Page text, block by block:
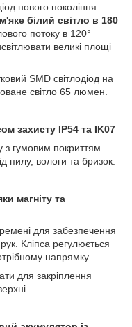
нового покоління
білий світло в 180
потоку в 120°
великі площі
SMD світлодіод на
світло 65 люмен.
захисту IP54 та IK07
гумовим покриттям.
пилу, вологи та бризок.
магніту та
для забезпечення
Кліпса регулюється
напрямку.
для закріплення